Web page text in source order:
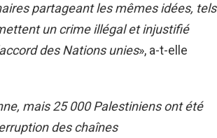
partageant les mêmes idées, tels
un crime illégal et injustifié
des Nations unies», a-t-elle
mais 25 000 Palestiniens ont été
des chaînes